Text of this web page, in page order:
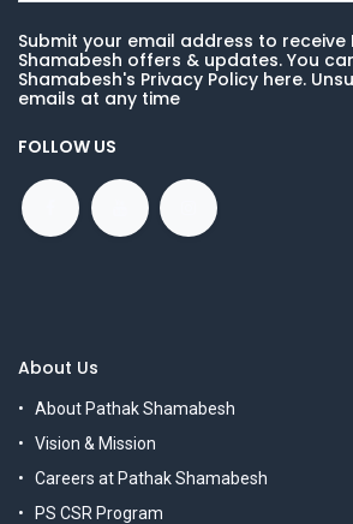
Submit your email address to receive
Shamabesh offers & updates. You
Shamabesh's Privacy Policy here.
emails at any time
FOLLOW US
About Us
About Pathak Shamabesh
Vision & Mission
Careers at Pathak Shamabesh
PS CSR Program